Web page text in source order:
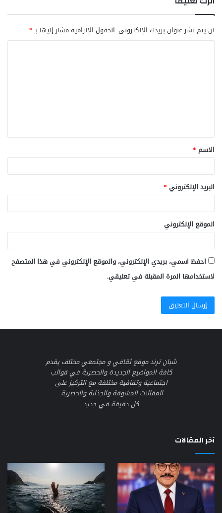
لن يتم نشر عنوان بريدك الإلكتروني. الحقول الإلزامية مشار إليها بـ*
ق
*
الاسم *
البريد الإلكتروني *
الموقع الإلكتروني
احفظ اسمي، بريدي الإلكتروني، والموقع الإلكتروني في هذا المتصفح
لاستخدامها المرة المقبلة في تعليقي.
شبان ترند موقع ثقافي و مجتمعي مختلف يقدم
كافة المواضيع الجديدة والحصرية في قوالب
اجتماعية وثقافية مختلفة مع التركيز على
المقالات المشوقة والجذابة والحصرية.
كل دقيقة في جديد
آخر المقالات